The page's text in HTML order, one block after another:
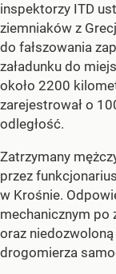
inspektorzy ITD
ziemniaków z
do fałszowania
załadunku do
około 2200
zarejestrował o
odległość.
Zatrzymany
przez
w Krośnie.
mechanicznym po
oraz
drogomierza